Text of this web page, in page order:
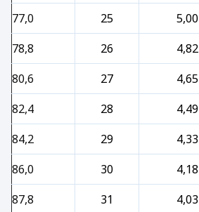
77,0
25 5,00
78,8
26 4,82
80,6
27 4,65
82,4
28 4,49
84,2
29 4,33
86,0
30 4,18
87,8
31 4,03